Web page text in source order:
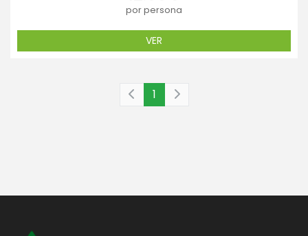
por persona
VER
1